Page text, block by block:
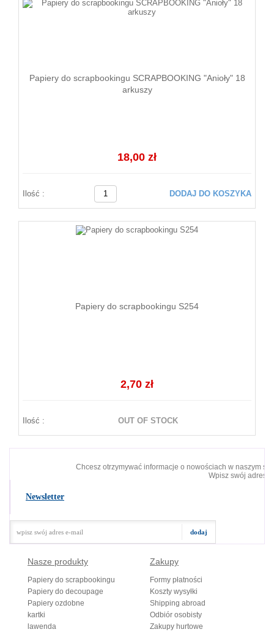
Papiery do scrapbookingu SCRAPBOOKING "Anioły" 18
arkuszy
18,00 zł
Ilość : DODAJ DO KOSZYKA
Papiery do scrapbookingu S254
2,70 zł
Ilość : OUT OF STOCK
Chcesz otrzymywać informacje o nowościach w naszym
Wpisz swój adres
Newsletter
Nasze produkty
Papiery do scrapbookingu
Papiery do decoupage
Papiery ozdobne
kartki
lawenda
Zakupy
Formy płatności
Koszty wysyłki
Shipping abroad
Odbiór osobisty
Zakupy hurtowe